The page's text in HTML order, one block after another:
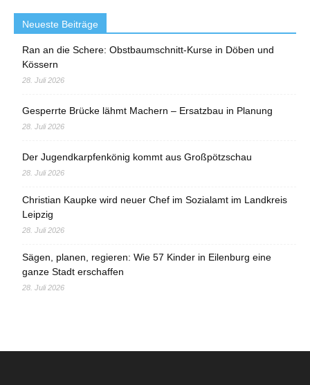
Neueste Beiträge
Ran an die Schere: Obstbaumschnitt-Kurse in Döben und
Kössern
28. Juli 2026
Gesperrte Brücke lähmt Machern – Ersatzbau in Planung
28. Juli 2026
Der Jugendkarpfenkönig kommt aus Großpötzschau
28. Juli 2026
Christian Kaupke wird neuer Chef im Sozialamt im Landkreis
Leipzig
28. Juli 2026
Sägen, planen, regieren: Wie 57 Kinder in Eilenburg eine
ganze Stadt erschaffen
28. Juli 2026